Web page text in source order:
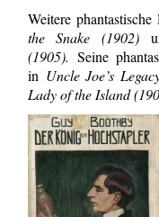
Weitere
the Snake (1902)
(1905). Seine
in Uncle Joe’s
Lady of the Island